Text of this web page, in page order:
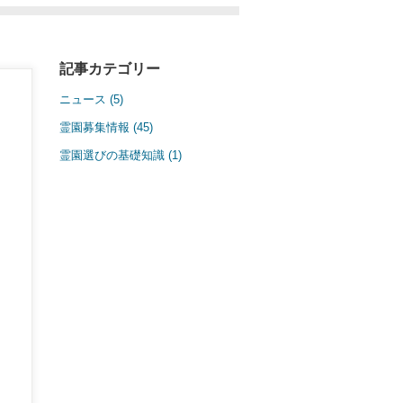
記事カテゴリー
カテゴリー
ニュース (5)
霊園募集情報 (45)
霊園選びの基礎知識 (1)